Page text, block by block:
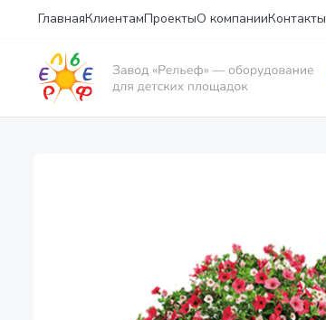
ГлавнаяКлиентамПроектыО компанииКонтакты